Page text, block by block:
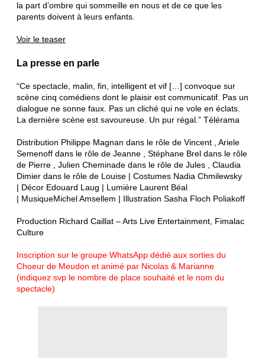
la part d’ombre qui sommeille en nous et de ce que les
parents doivent à leurs enfants.
Voir le teaser
La presse en parle
“Ce spectacle, malin, fin, intelligent et vif […] convoque sur
scène cinq comédiens dont le plaisir est communicatif. Pas un
dialogue ne sonne faux. Pas un cliché qui ne vole en éclats.
La dernière scène est savoureuse. Un pur régal.” Télérama
Distribution Philippe Magnan dans le rôle de Vincent , Ariele
Semenoff dans le rôle de Jeanne , Stéphane Brel dans le rôle
de Pierre , Julien Cheminade dans le rôle de Jules , Claudia
Dimier dans le rôle de Louise | Costumes Nadia Chmilewsky
| Décor Edouard Laug | Lumière Laurent Béal
| MusiqueMichel Amsellem | Illustration Sasha Floch Poliakoff
Production Richard Caillat – Arts Live Entertainment, Fimalac
Culture
Inscription sur le groupe WhatsApp dédié aux sorties du
Choeur de Meudon et animé par Nicolas & Marianne
(indiquez svp le nombre de place souhaité et le nom du
spectacle)